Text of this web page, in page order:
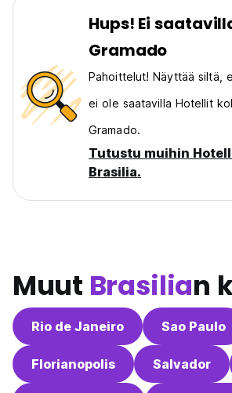
Hups! Ei
Gramado
Pahoittelut! Näyttää siltä,
ei ole saatavilla Hotellit
Gramado.
Tutustu muihin
Brasilia.
Muut Brasilian
Rio de Janeiro Sao Paulo
Florianopolis Salvador